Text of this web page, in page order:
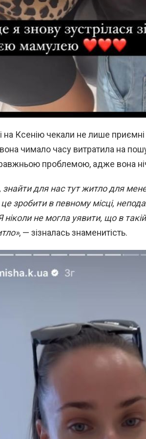
на Ксенію чекали не лише
чимало часу витратила на
проблемою, адже вона
знайти для нас тут житло для
зробити в певному місці,
не могла уявити, що в
, — зізналась знаменитість.